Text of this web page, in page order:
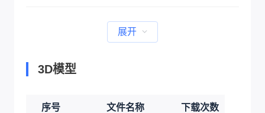
展开
3D模型
序号 文件名称 下载次数